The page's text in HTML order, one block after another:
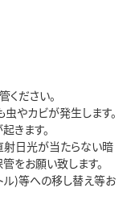
ださい。
やカビが発生します。
きます。
射日光が当たらない暗
をお願い致します。
)等への移し替え等お